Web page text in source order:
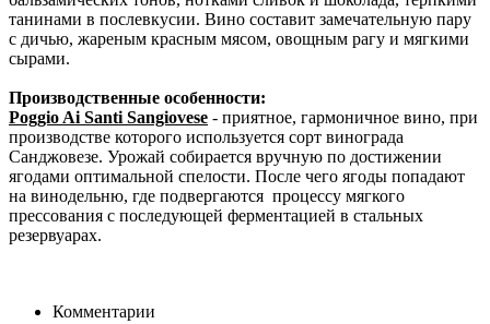
танинами в послевкусии. Вино составит замечательную пару
с дичью, жареным красным мясом, овощным рагу и мягкими
сырами.
Производственные особенности:
Poggio Ai Santi Sangiovese - приятное, гармоничное вино, при
производстве которого используется сорт винограда
Санджовезе. Урожай собирается вручную по достижении
ягодами оптимальной спелости. После чего ягоды попадают
на винодельню, где подвергаются процессу мягкого
прессования с последующей ферментацией в стальных
резервуарах.
Комментарии